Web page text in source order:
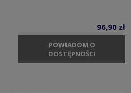
96,90 zł
POWIADOM O
DOSTĘPNOŚCI